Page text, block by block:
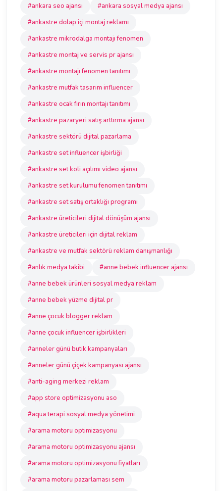
#ankara seo ajansı
#ankara sosyal medya ajansı
#ankastre dolap içi montaj reklamı
#ankastre mikrodalga montajı fenomen
#ankastre montaj ve servis pr ajansı
#ankastre montajı fenomen tanıtımı
#ankastre mutfak tasarım influencer
#ankastre ocak fırın montajı tanıtımı
#ankastre pazaryeri satış arttırma ajansı
#ankastre sektörü dijital pazarlama
#ankastre set influencer işbirliği
#ankastre set koli açılımı video ajansı
#ankastre set kurulumu fenomen tanıtımı
#ankastre set satış ortaklığı programı
#ankastre üreticileri dijital dönüşüm ajansı
#ankastre üreticileri için dijital reklam
#ankastre ve mutfak sektörü reklam danışmanlığı
#anlık medya takibi
#anne bebek influencer ajansı
#anne bebek ürünleri sosyal medya reklam
#anne bebek yüzme dijital pr
#anne çocuk blogger reklam
#anne çocuk influencer işbirlikleri
#anneler günü butik kampanyaları
#anneler günü çiçek kampanyası ajansı
#anti-aging merkezi reklam
#app store optimizasyonu aso
#aqua terapi sosyal medya yönetimi
#arama motoru optimizasyonu
#arama motoru optimizasyonu ajansı
#arama motoru optimizasyonu fiyatları
#arama motoru pazarlaması sem